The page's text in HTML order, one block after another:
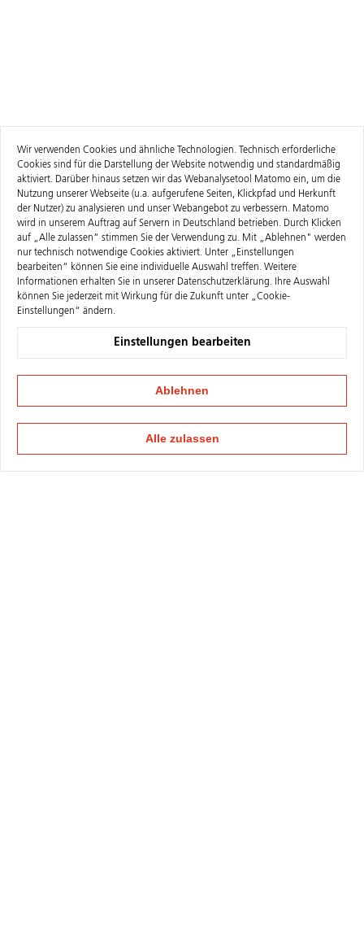
Wir verwenden Cookies und ähnliche Technologien. Technisch erforderliche
Cookies sind für die Darstellung der Website notwendig und standardmäßig
aktiviert. Darüber hinaus setzen wir das Webanalysetool Matomo ein, um die
Nutzung unserer Webseite (u.a. aufgerufene Seiten, Klickpfad und Herkunft
der Nutzer) zu analysieren und unser Webangebot zu verbessern. Matomo
wird in unserem Auftrag auf Servern in Deutschland betrieben. Durch Klicken
auf „Alle zulassen“ stimmen Sie der Verwendung zu. Mit „Ablehnen" werden
nur technisch notwendige Cookies aktiviert. Unter „Einstellungen
bearbeiten“ können Sie eine individuelle Auswahl treffen. Weitere
Informationen erhalten Sie in unserer Datenschutzerklärung. Ihre Auswahl
können Sie jederzeit mit Wirkung für die Zukunft unter „Cookie-
Einstellungen“ ändern.
Einstellungen bearbeiten
Ablehnen
Alle zulassen